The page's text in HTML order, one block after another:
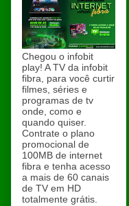
Chegou o infobit
play! A TV da infobit
fibra, para você curtir
filmes, séries e
programas de tv
onde, como e
quando quiser.
Contrate o plano
promocional de
100MB de internet
fibra e tenha acesso
a mais de 60 canais
de TV em HD
totalmente grátis.